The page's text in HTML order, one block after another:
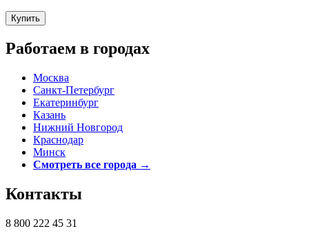
Работаем в городах
Москва
Санкт-Петербург
Екатеринбург
Казань
Нижний Новгород
Краснодар
Минск
Смотреть все города →
Контакты
8 800 222 45 31